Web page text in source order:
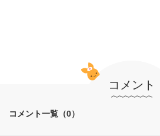
コメント
コメント一覧（0）